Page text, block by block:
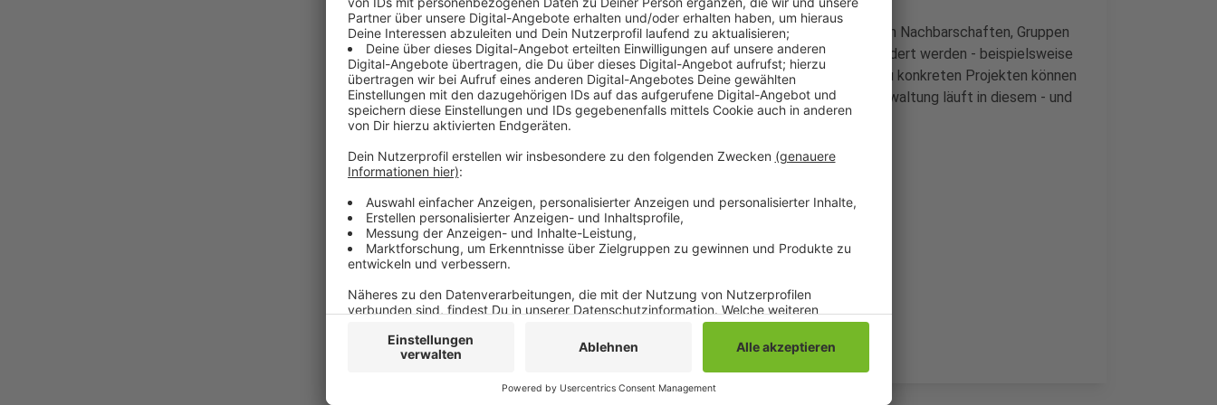
Aus dem städtischen Haushalt werden insgesamt 200.000 Euro an Nachbarschaften, Gruppen
oder Vereine verteilt. Mit dem Geld sollen Veranstaltungen gefördert werden - beispielsweise
Vorträge, Straßenfeste oder Nachbarschaftsaktionen. Anträge zu konkreten Projekten können
ab sofort online eingereicht werden. Das Programm der Stadtverwaltung läuft in diesem - und
auch im nächsten Jahr.
www.stadt.mg/sozialplanung
Anzeige